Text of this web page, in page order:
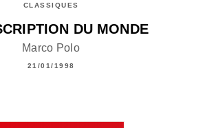
CLASSIQUES
DU MONDE
Marco Polo
21/01/1998